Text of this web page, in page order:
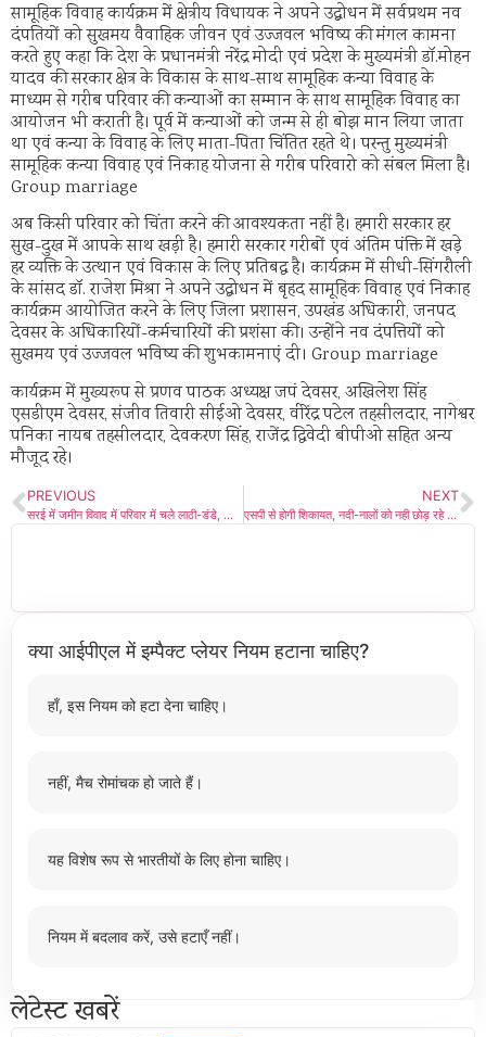
सामूहिक विवाह कार्यक्रम में क्षेत्रीय विधायक ने अपने उद्बोधन में सर्वप्रथम नव
दंपतियों को सुखमय वैवाहिक जीवन एवं उज्जवल भविष्य की मंगल कामना
करते हुए कहा कि देश के प्रधानमंत्री नरेंद्र मोदी एवं प्रदेश के मुख्यमंत्री डॉ.मोहन
यादव की सरकार क्षेत्र के विकास के साथ-साथ सामूहिक कन्या विवाह के
माध्यम से गरीब परिवार की कन्याओं का सम्मान के साथ सामूहिक विवाह का
आयोजन भी कराती है। पूर्व में कन्याओं को जन्म से ही बोझ मान लिया जाता
था एवं कन्या के विवाह के लिए माता-पिता चिंतित रहते थे। परन्तु मुख्यमंत्री
सामूहिक कन्या विवाह एवं निकाह योजना से गरीब परिवारो को संबल मिला है।
Group marriage
अब किसी परिवार को चिंता करने की आवश्यकता नहीं है। हमारी सरकार हर
सुख-दुख में आपके साथ खड़ी है। हमारी सरकार गरीबों एवं अंतिम पंक्ति में खड़े
हर व्यक्ति के उत्थान एवं विकास के लिए प्रतिबद्ध है। कार्यक्रम में सीधी-सिंगरौली
के सांसद डॉ. राजेश मिश्रा ने अपने उद्बोधन में बृहद सामूहिक विवाह एवं निकाह
कार्यक्रम आयोजित करने के लिए जिला प्रशासन, उपखंड अधिकारी, जनपद
देवसर के अधिकारियों-कर्मचारियों की प्रशंसा की। उन्होंने नव दंपत्तियों को
सुखमय एवं उज्जवल भविष्य की शुभकामनाएं दी। Group marriage
कार्यक्रम में मुख्यरूप से प्रणव पाठक अध्यक्ष जपं देवसर, अखिलेश सिंह
एसडीएम देवसर, संजीव तिवारी सीईओ देवसर, वीरेंद्र पटेल तहसीलदार, नागेश्वर
पनिका नायब तहसीलदार, देवकरण सिंह, राजेंद्र द्विवेदी बीपीओ सहित अन्य
मौजूद रहे।
PREVIOUS
सरई में जमीन विवाद में परिवार में चले लाठी-डंडे, आधा दर्जन अस्पताल में भर्ती
NEXT
एसपी से होगी शिकायत, नदी-नालों को नही छोड़ रहे बंशल!
क्या आईपीएल में इम्पैक्ट प्लेयर नियम हटाना चाहिए?
हाँ, इस नियम को हटा देना चाहिए।
नहीं, मैच रोमांचक हो जाते हैं।
यह विशेष रूप से भारतीयों के लिए होना चाहिए।
नियम में बदलाव करें, उसे हटाएँ नहीं।
लेटेस्ट खबरें